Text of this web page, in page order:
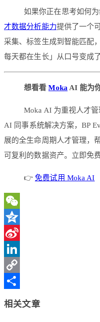
如果你正在思考如何
才数据分析能力提供了一个
采集、标签生成到智能匹配
每天都在生长」从口号变成
想看看Moka AI 能为
Moka AI 为重视人才
AI 同事系统解决方案，BP
展的全生命周期人才管理，
可复利的数据资产。立即免
👉免费试用 Moka AI
WeChat
Qzone
Sina
Weibo
LinkedIn
Copy
相关文章